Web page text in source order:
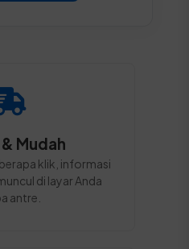
Mudah
klik, informasi
di layar Anda
antre.